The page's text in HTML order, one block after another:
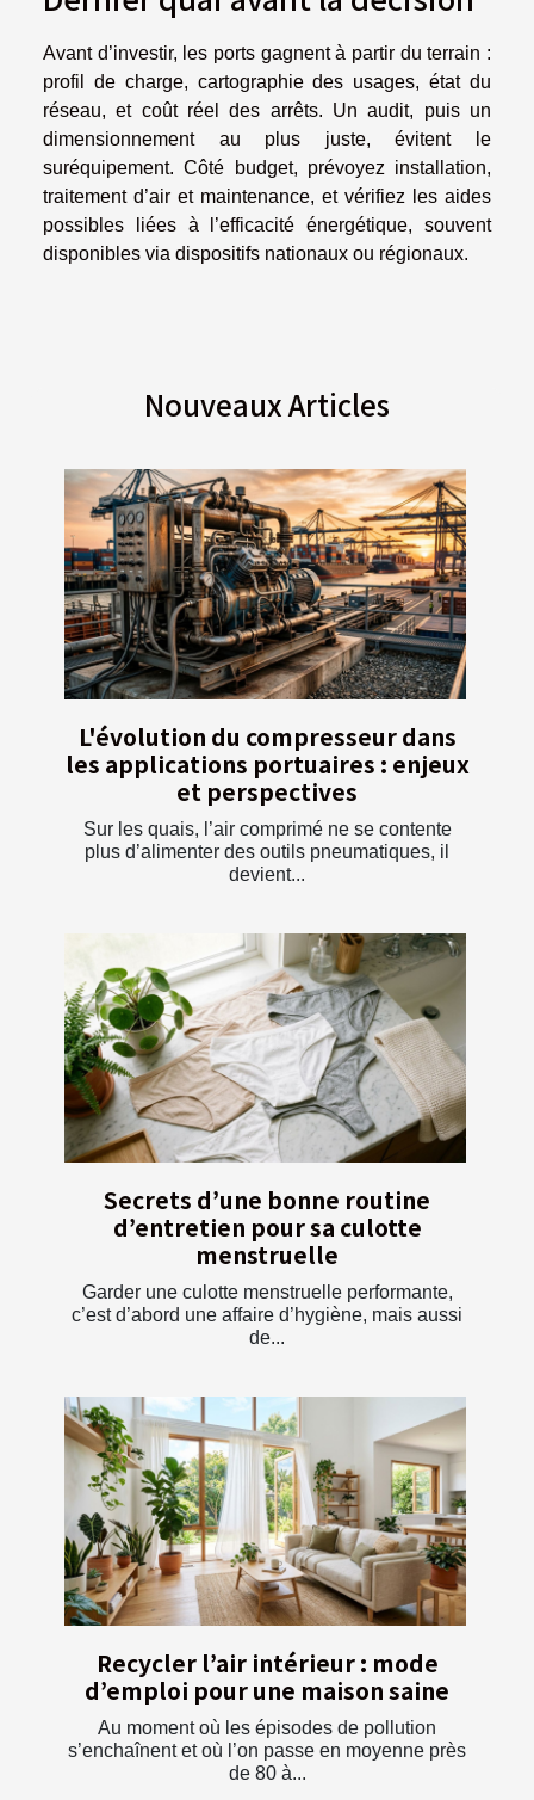
Avant d’investir, les ports gagnent à partir du terrain :
profil de charge, cartographie des usages, état du
réseau, et coût réel des arrêts. Un audit, puis un
dimensionnement au plus juste, évitent le
suréquipement. Côté budget, prévoyez installation,
traitement d’air et maintenance, et vérifiez les aides
possibles liées à l’efficacité énergétique, souvent
disponibles via dispositifs nationaux ou régionaux.
Nouveaux Articles
L'évolution du compresseur dans
les applications portuaires : enjeux
et perspectives
Sur les quais, l’air comprimé ne se contente
plus d’alimenter des outils pneumatiques, il
devient...
Secrets d’une bonne routine
d’entretien pour sa culotte
menstruelle
Garder une culotte menstruelle performante,
c’est d’abord une affaire d’hygiène, mais aussi
de...
Recycler l’air intérieur : mode
d’emploi pour une maison saine
Au moment où les épisodes de pollution
s’enchaînent et où l’on passe en moyenne près
de 80 à...